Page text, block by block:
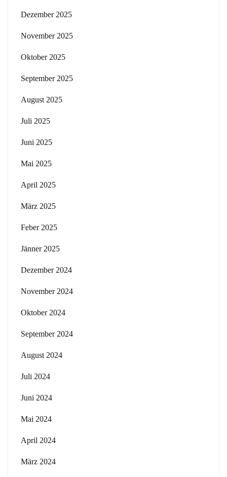
Dezember 2025
November 2025
Oktober 2025
September 2025
August 2025
Juli 2025
Juni 2025
Mai 2025
April 2025
März 2025
Feber 2025
Jänner 2025
Dezember 2024
November 2024
Oktober 2024
September 2024
August 2024
Juli 2024
Juni 2024
Mai 2024
April 2024
März 2024